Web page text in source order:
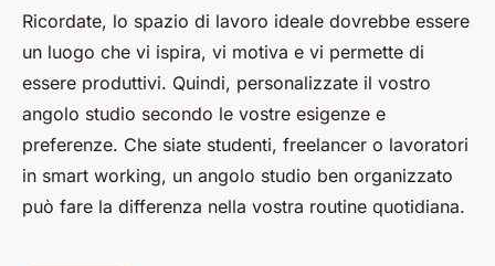
Ricordate, lo spazio di lavoro ideale dovrebbe essere
un luogo che vi ispira, vi motiva e vi permette di
essere produttivi. Quindi, personalizzate il vostro
angolo studio secondo le vostre esigenze e
preferenze. Che siate studenti, freelancer o lavoratori
in smart working, un angolo studio ben organizzato
può fare la differenza nella vostra routine quotidiana.